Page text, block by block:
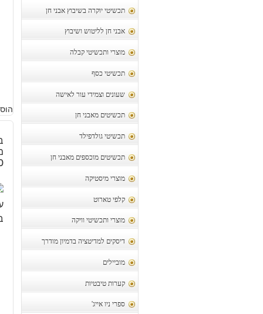
תכשיטי יוקרה בשיבוץ אבני חן
אבני חן לליטוש ושיבוץ
מוצרי ותכשיטי קבלה
תכשיטי כסף
שעונים וצמידי עור לאישה
תכשיטים מאבני חן
תכשיטי גולדפילד
תכשיטים מוכספים מאבני חן
מוצרי מיסטיקה
קלפי טארוט
מוצרי ותכשיטי וויקה
דיסקים למדיטציה בדמיון מודרך
מוביילים
קערות טיבטיות
ספרי ניו אייג'